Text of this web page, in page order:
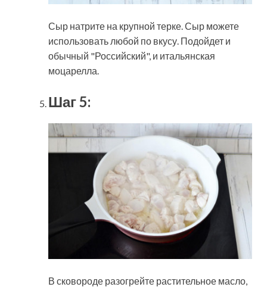
Сыр натрите на крупной терке. Сыр можете
использовать любой по вкусу. Подойдет и
обычный "Российский", и итальянская
моцарелла.
Шаг 5:
В сковороде разогрейте растительное масло,